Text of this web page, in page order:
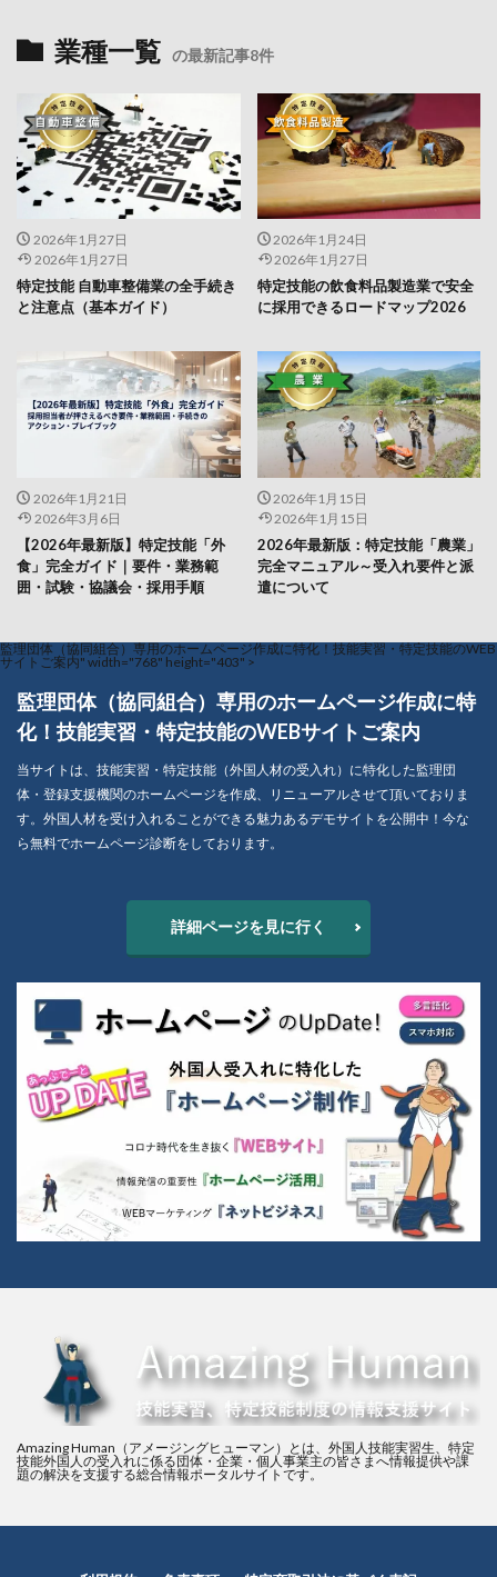
業種一覧 の最新記事8件
2026年1月27日
2026年1月27日
特定技能 自動車整備業の全手続き
と注意点（基本ガイド）
2026年1月24日
2026年1月27日
特定技能の飲食料品製造業で安全
に採用できるロードマップ2026
2026年1月21日
2026年3月6日
【2026年最新版】特定技能「外
食」完全ガイド｜要件・業務範
囲・試験・協議会・採用手順
2026年1月15日
2026年1月15日
2026年最新版：特定技能「農業」
完全マニュアル～受入れ要件と派
遣について
監理団体（協同組合）専用のホームページ作成に特化！技能実習・特定技能のWEB
サイトご案内" width="768" height="403" >
監理団体（協同組合）専用のホームページ作成に特
化！技能実習・特定技能のWEBサイトご案内
当サイトは、技能実習・特定技能（外国人材の受入れ）に特化した監理団
体・登録支援機関のホームページを作成、リニューアルさせて頂いておりま
す。外国人材を受け入れることができる魅力あるデモサイトを公開中！今な
ら無料でホームページ診断をしております。
詳細ページを見に行く
Amazing Human（アメージングヒューマン）とは、外国人技能実習生、特定
技能外国人の受入れに係る団体・企業・個人事業主の皆さまへ情報提供や課
題の解決を支援する総合情報ポータルサイトです。